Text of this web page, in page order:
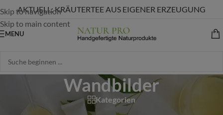
Skip to navigation
Skip to main content
AKTUELL: KRÄUTERTEE AUS EIGENER ERZEUGUNG
MENU
Wandbilder
Kategorien
Produkte verschlagwortet mit „Wandbilder“